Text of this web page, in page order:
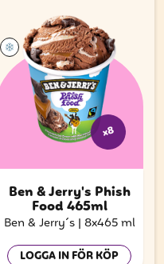
x8
Ben & Jerry's Phish
Food 465ml
Ben & Jerry´s | 8x465 ml
LOGGA IN FÖR KÖP